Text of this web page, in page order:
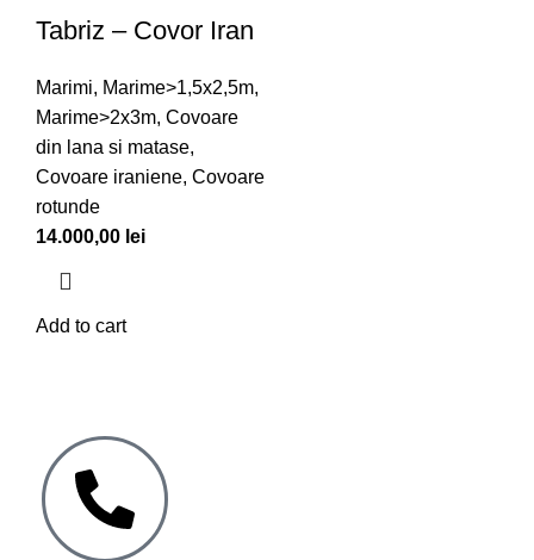
Tabriz – Covor Iran
Marimi, Marime>1,5x2,5m,
Marime>2x3m, Covoare
din lana si matase,
Covoare iraniene, Covoare
rotunde
14.000,00 lei
Add to cart